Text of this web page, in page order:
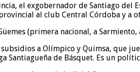
el exgobernador de Santiago del
al club Central Córdoba y a
(primera nacional, a
a Olímpico y Quimsa, que
Santiagueña de Básquet. Es un